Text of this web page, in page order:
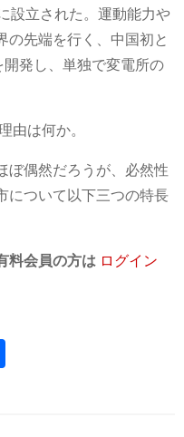
設立された。運動能力や
の先端を行く、中国初と
発し、単独で変電所の
由は何か。
ぼ偶然だろうが、必然性
について以下三つの特長
料会員の方は ログイン